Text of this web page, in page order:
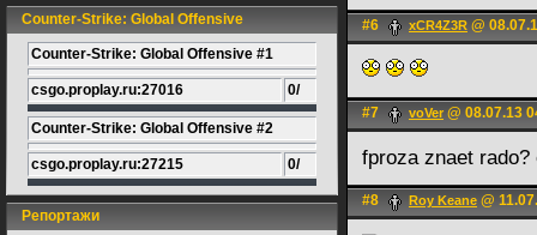
Counter-Strike: Global Offensive
Counter-Strike: Global Offensive #1
csgo.proplay.ru:27016 0/
Counter-Strike: Global Offensive #2
csgo.proplay.ru:27215 0/
Репортажи
#6 xCR4Z3R @
#7 voVer @ 08.07.13
fproza znaet rado?
#8 Roy Keane @